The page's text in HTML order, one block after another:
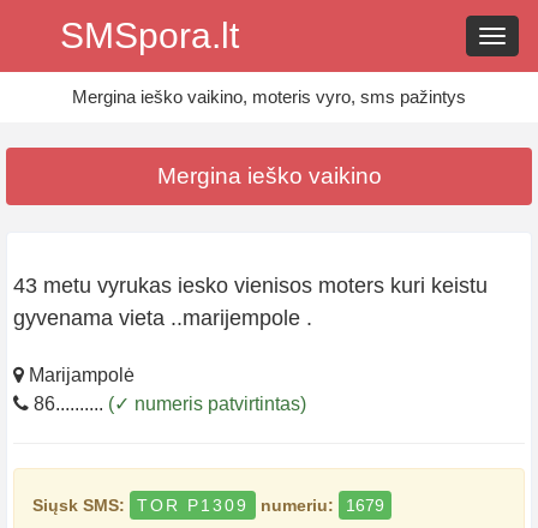
SMSpora.lt
Mergina ieško vaikino, moteris vyro, sms pažintys
Mergina ieško vaikino
43 metu vyrukas iesko vienisos moters kuri keistu
gyvenama vieta ..marijempole .
Marijampolė
86.......... (✓ numeris patvirtintas)
Siųsk SMS: TOR P1309 numeriu: 1679